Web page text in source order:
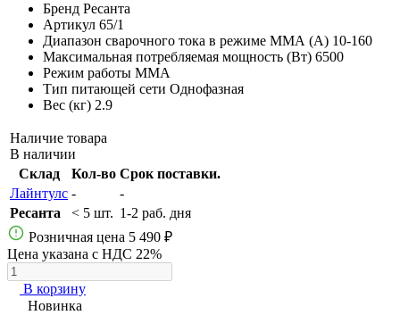
Бренд Ресанта
Артикул 65/1
Диапазон сварочного тока в режиме ММА (А) 10-160
Максимальная потребляемая мощность (Вт) 6500
Режим работы MMA
Тип питающей сети Однофазная
Вес (кг) 2.9
Наличие товара
В наличии
Склад
Кол-во Срок поставки.
Лайнтулс -
-
Ресанта
< 5 шт. 1-2 раб. дня
Розничная цена 5 490 ₽
Цена указана с НДС 22%
В корзину
Новинка